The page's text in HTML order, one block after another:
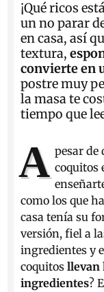
¡Qué ricos
un no parar
en casa, así
textura,
convierte en
postre muy
la masa te
tiempo que
A pesar de
coquitos
como los que
casa tenía su
versión, fiel a
ingredientes y
coquitosllevan
ingredientes?